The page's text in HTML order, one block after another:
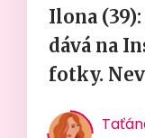
Ilona
dává na
fotky.